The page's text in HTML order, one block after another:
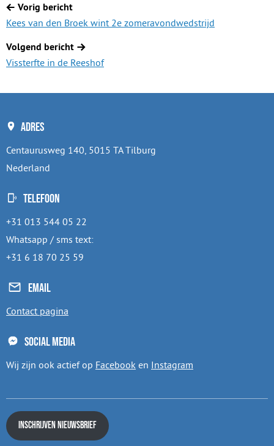
Berichtnavigatie
Vorig bericht
Kees van den Broek wint 2e zomeravondwedstrijd
Volgend bericht
Vissterfte in de Reeshof
Adres
Centaurusweg 140, 5015 TA Tilburg
Nederland
Telefoon
+31 013 544 05 22
Whatsapp / sms text:
+31 6 18 70 25 59
Email
Contact pagina
Social media
Wij zijn ook actief op Facebook en Instagram
Inschrijven nieuwsbrief